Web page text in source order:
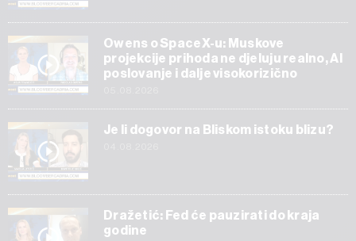
Owens o SpaceX-u: Muskove
projekcije prihoda ne djeluju realno, AI
poslovanje i dalje visokorizično
Je li dogovor na Bliskom istoku blizu?
Dražetić: Fed će pauzirati do kraja
godine